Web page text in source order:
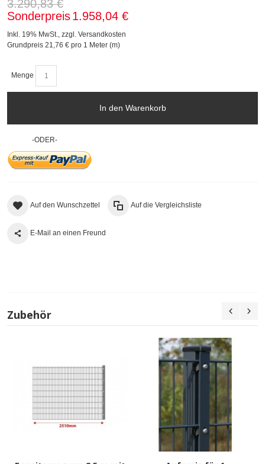
3.290,83 €
Sonderpreis1.958,04 €
Inkl. 19% MwSt., zzgl. Versandkosten
Grundpreis 21,76 € pro 1 Meter (m)
Menge
In den Warenkorb
-ODER-
Auf den Wunschzettel Auf die Vergleichsliste
E-Mail an einen Freund
Zubehör